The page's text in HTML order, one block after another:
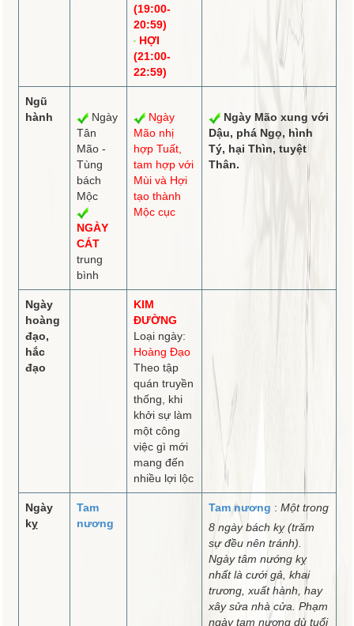
(19:00-
20:59)
HỢI
(21:00-
22:59)
Ngũ
hành
Ngày
Tân
Mão -
Tùng
bách
Mộc
NGÀY
CÁT
trung
bình
Ngày
Mão nhị
hợpTuất,
tam hợpvới
Mùi và Hợi
tạo thành
Mộc cục
Ngày Mão xung với
Dậu, pháNgọ, hình
Tý, hại Thìn, tuyệt
Thân.
Ngày
hoàng
đạo,
hắc
đạo
KIM
ĐƯỜNG
Loại ngày:
Hoàng Đạo
Theo tập
quán truyền
thống, khi
khởi sự làm
một công
việc gì mới
mang đến
nhiều lợi lộc
Ngày
kỵ
Tam
nương
Tam nương : Một trong
8 ngày bách kỵ (trăm
sự đều nên tránh).
Ngày tâm nướng kỵ
nhất là cưới gả, khai
trương, xuất hành, hay
xây sửa nhà cửa. Phạm
ngày tam nương dù tuổi